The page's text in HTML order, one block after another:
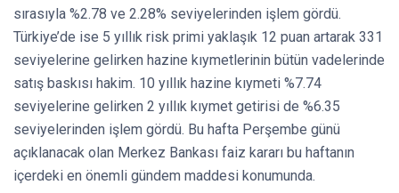
sırasıyla %2.78 ve 2.28% seviyelerinden işlem gördü.
Türkiye’de ise 5 yıllık risk primi yaklaşık 12 puan artarak 331
seviyelerine gelirken hazine kıymetlerinin bütün vadelerinde
satış baskısı hakim. 10 yıllık hazine kıymeti %7.74
seviyelerine gelirken 2 yıllık kıymet getirisi de %6.35
seviyelerinden işlem gördü. Bu hafta Perşembe günü
açıklanacak olan Merkez Bankası faiz kararı bu haftanın
içerdeki en önemli gündem maddesi konumunda.